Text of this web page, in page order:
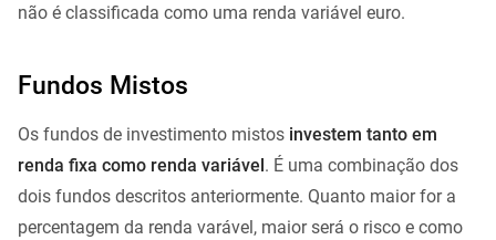
não é classificada como uma renda variável euro.
Fundos Mistos
Os fundos de investimento mistos investem tanto em
renda fixa como renda variável . É uma combinação dos
dois fundos descritos anteriormente. Quanto maior for a
percentagem da renda varável, maior será o risco e como